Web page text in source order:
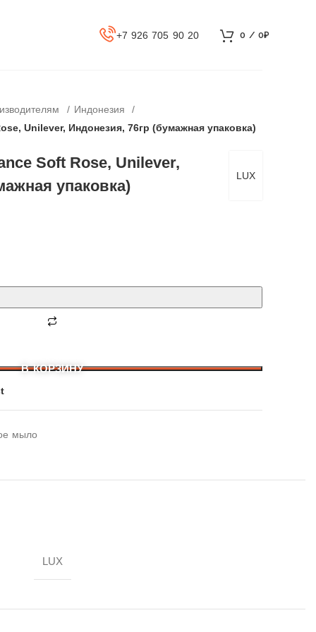
+7 926 705 90 20 0 / 0₽
Индонезия
Unilever, Индонезия, 76гр (бумажная упаковка)
LUX
Soft Rose, Unilever,
упаковка)
В КОРЗИНУ
мыло
LUX